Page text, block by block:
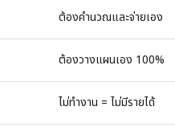
ต้องคำนวณและจ่ายเอง
ต้องวางแผนเอง 100%
ไม่ทำงาน = ไม่มีรายได้